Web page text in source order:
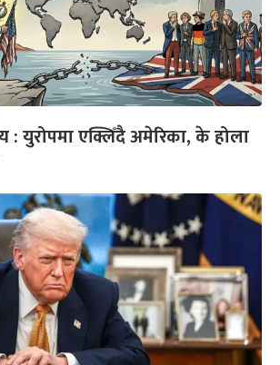
: युरोपमा एक्लिँदै अमेरिका, के होला